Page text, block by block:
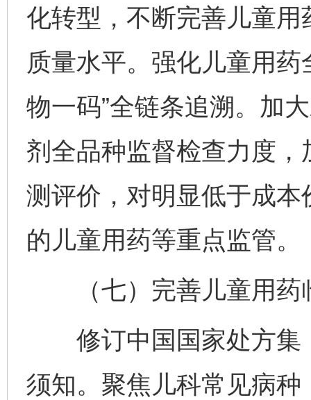
化转型，不断完善儿童
质量水平。强化儿童用
物一码”全链条追溯。加
剂全品种监督检查力度
测评价，对明显低于成
的儿童用药等重点监管。
（七）完善儿童用药
修订中国国家处方集
须知。聚焦儿科常见病